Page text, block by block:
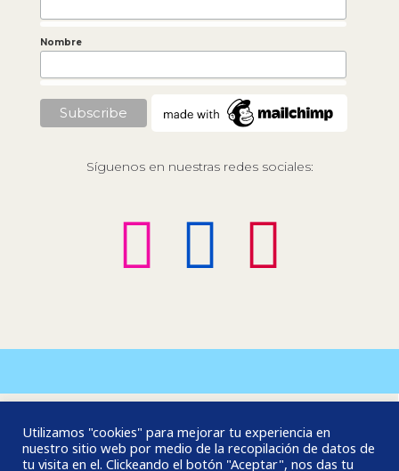
Nombre
Síguenos en nuestras redes sociales:
Corporación María Perlaza
(+57) (2) 3868071 - (+57) 317 574 1085
Utilizamos "cookies" para mejorar tu experiencia en
nuestro sitio web por medio de la recopilación de datos de
tu visita en el. Clickeando el botón "Aceptar", nos das tu